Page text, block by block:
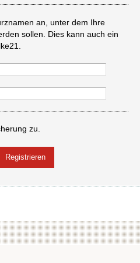
an, unter dem Ihre
sollen. Dies kann auch ein
zu.